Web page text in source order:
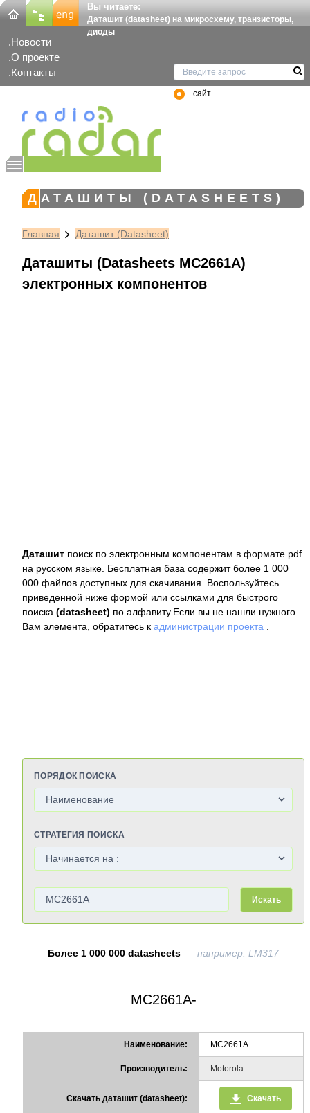
Вы читаете:
Даташит (datasheet) на микросхему, транзисторы,
диоды
Новости
О проекте
Контакты
сайт
ДАТАШИТЫ (DATASHEETS)
Главная Даташит (Datasheet)
Даташиты (Datasheets MC2661A)
электронных компонентов
Даташит поиск по электронным компонентам в формате pdf
на русском языке. Бесплатная база содержит более 1 000
000 файлов доступных для скачивания. Воспользуйтесь
приведенной ниже формой или ссылками для быстрого
поиска (datasheet) по алфавиту.Если вы не нашли нужного
Вам элемента, обратитесь к администрации проекта
ПОРЯДОК ПОИСКА
СТРАТЕГИЯ ПОИСКА
Искать
Более 1 000 000 datasheets например: LM317
MC2661A-
Наименование: MC2661A
Производитель: Motorola
Скачать даташит (datasheet): Скачать